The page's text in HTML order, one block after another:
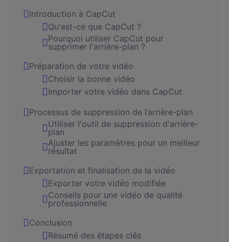
Introduction à CapCut
Qu'est-ce que CapCut ?
Pourquoi utiliser CapCut pour
supprimer l'arrière-plan ?
Préparation de votre vidéo
Choisir la bonne vidéo
Importer votre vidéo dans CapCut
Processus de suppression de l’arrière-plan
Utiliser l'outil de suppression d'arrière-
plan
Ajuster les paramètres pour un meilleur
résultat
Exportation et finalisation de la vidéo
Exporter votre vidéo modifiée
Conseils pour une vidéo de qualité
professionnelle
Conclusion
Résumé des étapes clés